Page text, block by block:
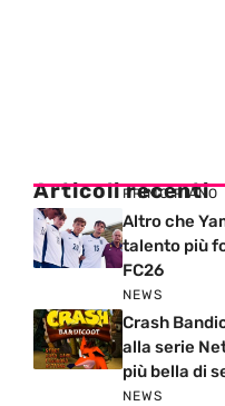
Articoli recenti
PRIMO PIANO
Altro che
talento più
FC26
NEWS
Crash
alla serie
più bella di
NEWS